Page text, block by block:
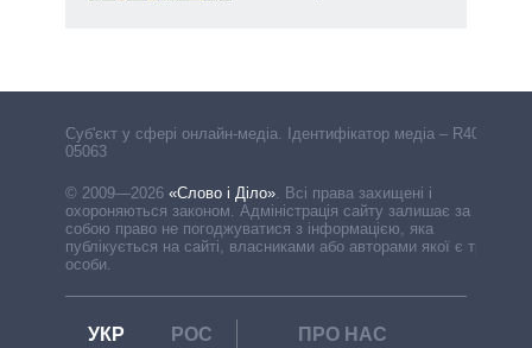
Cуб'єкт у сфері онлайн-медіа. Ідентифікатор медіа – R40-
05063
© 2009—2026 «Слово і Діло» Всі права захищені і
охороняються законом. Адміністрація сайту залишає за
собою право не погоджуватися з інформацією, яка
публікується на сайті, власниками або авторами якої є треті
особи.
УКР РОС
ПРО НАС